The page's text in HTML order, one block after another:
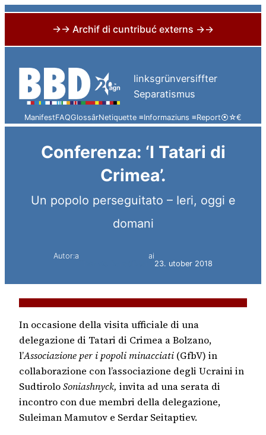
→→ Archif di cuntribuć externs →→
content
linksgrünversiffter
Separatismus
ManifestFAQGlossârNetiquette ≡Informaziuns ≡Report⦿☆€
Conferenza: ‘I Tatari di
Crimea’.
Un popolo perseguitato – Ieri, oggi e
domani
Autor:a
ai
23. utober 2018
In occasione della visita ufficiale di una
delegazione di Tatari di Crimea a Bolzano,
l’Associazione per i popoli minacciati (GfbV) in
collaborazione con l’associazione degli Ucraini in
SudtiroloSoniashnyck, invita ad una serata di
incontro con due membri della delegazione,
Suleiman Mamutov e Serdar Seitaptiev.